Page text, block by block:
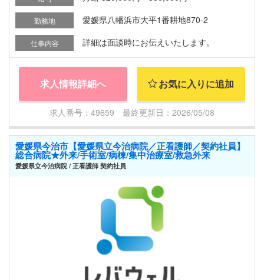
勤務地 愛媛県八幡浜市大平1番耕地870-2
仕事内容 詳細は面談時にお伝えいたします。
求人情報詳細へ お気に入りに追加
求人番号：49659 最終更新日：2026/05/08
愛媛県今治市【愛媛県立今治病院／正看護師／契約社員】
総合病院★外来/手術室/病棟/集中治療室/救急外来
愛媛県立今治病院 / 正看護師 契約社員